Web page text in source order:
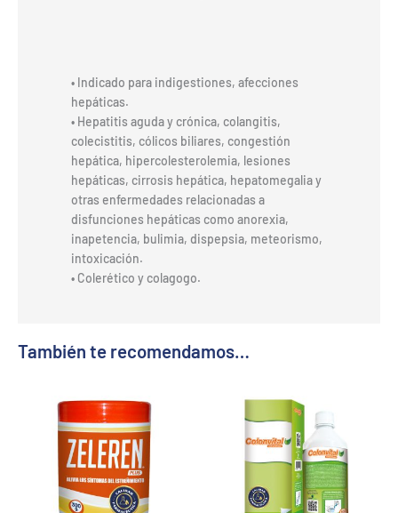
• Indicado para indigestiones, afecciones
hepáticas.
• Hepatitis aguda y crónica, colangitis,
colecistitis, cólicos biliares, congestión
hepática, hipercolesterolemia, lesiones
hepáticas, cirrosis hepática, hepatomegalia y
otras enfermedades relacionadas a
disfunciones hepáticas como anorexia,
inapetencia, bulimia, dispepsia, meteorismo,
intoxicación.
• Colerético y colagogo.
También te recomendamos…